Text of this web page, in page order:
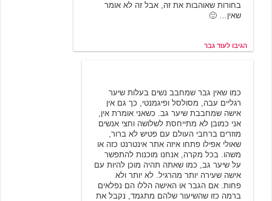
בחורות שאוהבות את זה, אבל זה לא אומר
שאין… 🙂
הגיבו לעוד גבר
כמו שאין גבר שמחבב נשים בעלות שיער
רגליים עבה, מסולסל ופיגמנטי, כך גם אין
אישה שמחבבת שיער גב. כשאני אומרת אין,
אני כמובן לא מתייחסת לשלושה וחצי אנשים
מוזרים ברחבי העולם עם פטיש לא ברור,
שאולי אפילו פתחו איזה אתר אינטרנט כזה או
משהו. בכל מקרה, אנחנו מוכנות להתפשר
על שיער גב, כמו שאתה תהיה מוכן להיות עם
אישה שעירה יותר מהרגיל. לא יותר ולא
פחות. אם הגבר או האישה הללו הם נפלאים
ברמה כזו שהשיעור שלהם מתגמד, נקבל את